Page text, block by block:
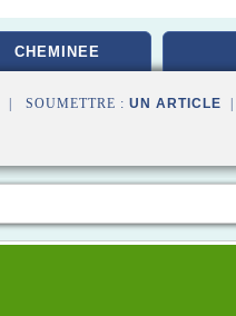
CHEMINEE
| SOUMETTRE : UN ARTICLE